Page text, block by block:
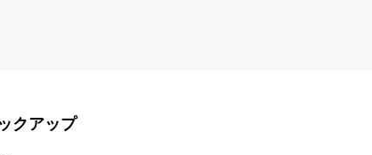
クアップ